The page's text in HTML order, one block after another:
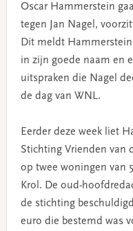
Oscar Hammerstein
tegen Jan Nagel,
Dit meldt
in zijn goede naam en
uitspraken die Nagel
de dag van WNL.
Eerder deze week liet
Stichting Vrienden van
op twee woningen van
Krol. De oud-
de stichting
euro die bestemd was